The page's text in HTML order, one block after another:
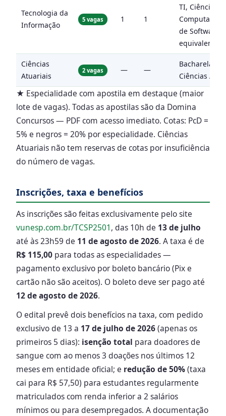
Tecnologia da
Informação
5 vagas 1 1
TI, Ciência da
Computação,
de Software
equivalente
Ciências
Atuariais
2 vagas — —
Bacharelado
Ciências
★ Especialidade com apostila em destaque (maior
lote de vagas). Todas as apostilas são da Domina
Concursos — PDF com acesso imediato. Cotas: PcD =
5% e negros = 20% por especialidade. Ciências
Atuariais não tem reservas de cotas por insuficiência
do número de vagas.
Inscrições, taxa e benefícios
As inscrições são feitas exclusivamente pelo site
vunesp.com.br/TCSP2501, das 10h de 13 de julho
até às 23h59 de 11 de agosto de 2026. A taxa é de
R$ 115,00 para todas as especialidades —
pagamento exclusivo por boleto bancário (Pix e
cartão não são aceitos). O boleto deve ser pago até
12 de agosto de 2026.
O edital prevê dois benefícios na taxa, com pedido
exclusivo de 13 a 17 de julho de 2026(apenas os
primeiros 5 dias): isenção total para doadores de
sangue com ao menos 3 doações nos últimos 12
meses em entidade oficial; e redução de 50%(taxa
cai para R$ 57,50) para estudantes regularmente
matriculados com renda inferior a 2 salários
mínimos ou para desempregados. A documentação